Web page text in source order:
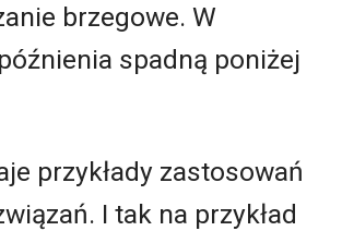
brzegowe. W
spadną poniżej
przykłady zastosowań
I tak na przykład